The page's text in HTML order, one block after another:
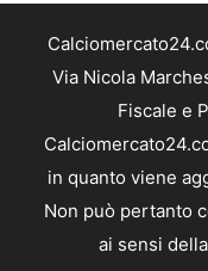
Via Nicola
Fiscale e
in quanto viene
Non può pertanto
ai sensi